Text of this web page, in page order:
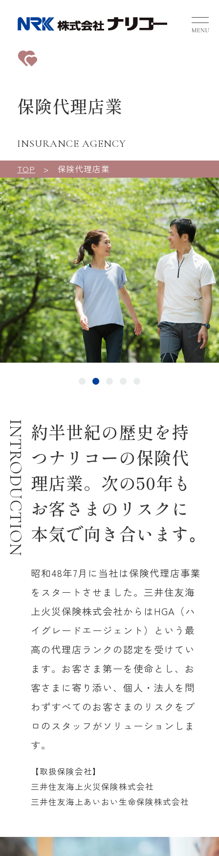
NRK
保険代理店業
INSURANCE AGENCY
TOP 保険代理店業
INTRODUCTION 約半世紀の歴史を持
つナリコーの保険代
理店業。次の50年も
お客さまのリスクに
本気で向き合います｡
昭和48年7月に当社は保険代理店事業
をスタートさせました。三井住友海
上火災保険株式会社からはHGA（ハ
イグレードエージェント）という最
高の代理店ランクの認定を受けてい
ます。お客さま第一を使命とし、お
客さまに寄り添い、個人・法人を問
わずすべてのお客さまのリスクをプ
ロのスタッフがソリューションしま
す。
【取扱保険会社】
三井住友海上火災保険株式会社
三井住友海上あいおい生命保険株式会社